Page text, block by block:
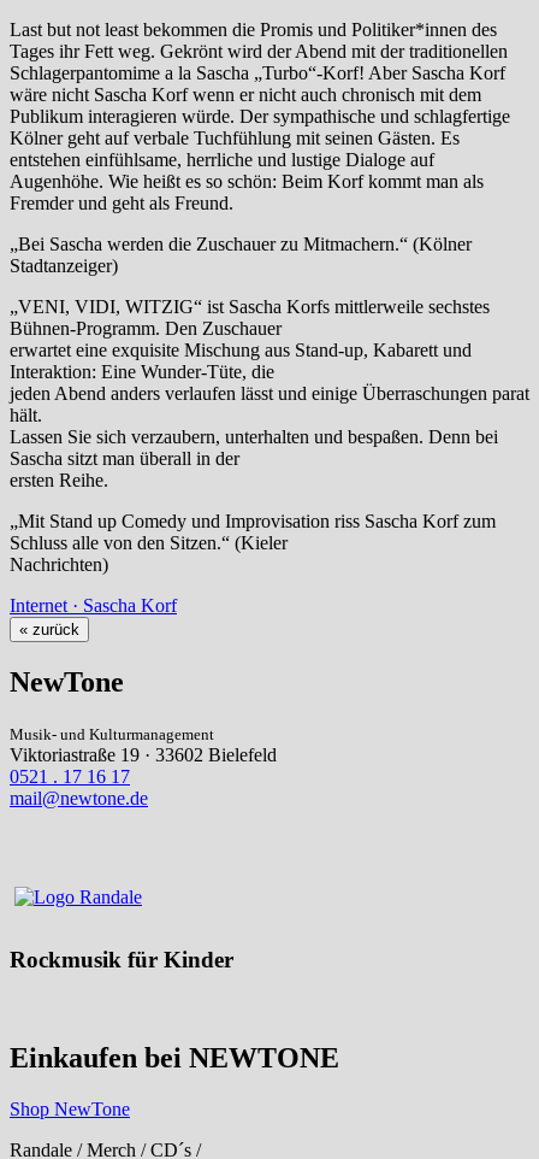
Last but not least bekommen die Promis und Politiker*innen des
Tages ihr Fett weg. Gekrönt wird der Abend mit der traditionellen
Schlagerpantomime a la Sascha „Turbo“-Korf! Aber Sascha Korf
wäre nicht Sascha Korf wenn er nicht auch chronisch mit dem
Publikum interagieren würde. Der sympathische und schlagfertige
Kölner geht auf verbale Tuchfühlung mit seinen Gästen. Es
entstehen einfühlsame, herrliche und lustige Dialoge auf
Augenhöhe. Wie heißt es so schön: Beim Korf kommt man als
Fremder und geht als Freund.
„Bei Sascha werden die Zuschauer zu Mitmachern.“ (Kölner
Stadtanzeiger)
„VENI, VIDI, WITZIG“ ist Sascha Korfs mittlerweile sechstes
Bühnen-Programm. Den Zuschauer
erwartet eine exquisite Mischung aus Stand-up, Kabarett und
Interaktion: Eine Wunder-Tüte, die
jeden Abend anders verlaufen lässt und einige Überraschungen parat
hält.
Lassen Sie sich verzaubern, unterhalten und bespaßen. Denn bei
Sascha sitzt man überall in der
ersten Reihe.
„Mit Stand up Comedy und Improvisation riss Sascha Korf zum
Schluss alle von den Sitzen.“ (Kieler
Nachrichten)
Internet · Sascha Korf
« zurück
NewTone
Musik- und Kulturmanagement
Viktoriastraße 19 · 33602 Bielefeld
0521 . 17 16 17
mail@newtone.de
Rockmusik für Kinder
Einkaufen bei NEWTONE
Shop NewTone
Randale / Merch / CD´s /